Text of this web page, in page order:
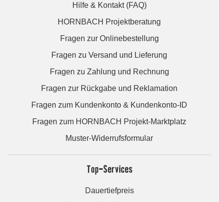
Hilfe & Kontakt (FAQ)
HORNBACH Projektberatung
Fragen zur Onlinebestellung
Fragen zu Versand und Lieferung
Fragen zu Zahlung und Rechnung
Fragen zur Rückgabe und Reklamation
Fragen zum Kundenkonto & Kundenkonto-ID
Fragen zum HORNBACH Projekt-Marktplatz
Muster-Widerrufsformular
Top-Services
Dauertiefpreis